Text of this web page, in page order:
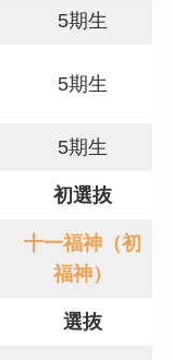
5期生
5期生
5期生
初選抜
十一福神（初
福神）
選抜